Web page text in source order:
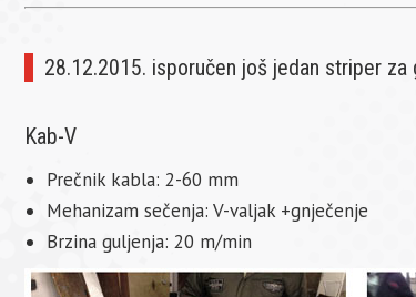
28.12.2015. isporučen još jedan striper za
Kab-V
Prečnik kabla: 2-60 mm
Mehanizam sečenja: V-valjak +gnječenje
Brzina guljenja: 20 m/min